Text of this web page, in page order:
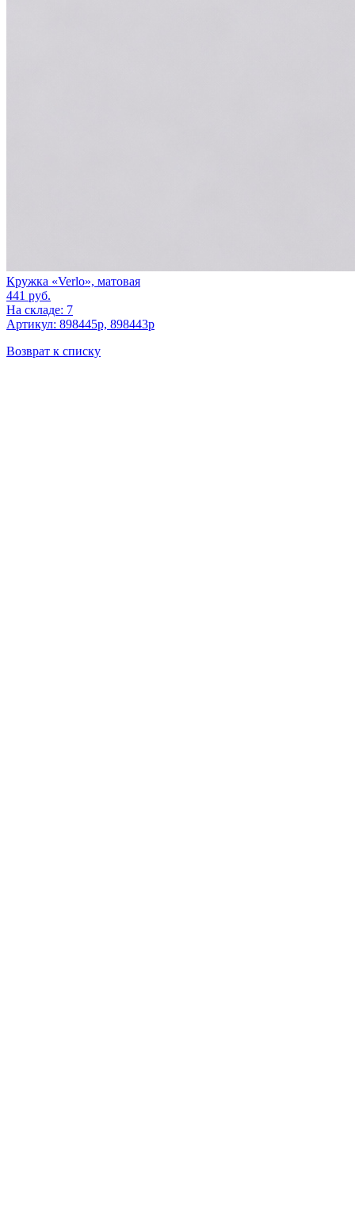
Кружка «Verlo», матовая
441 руб.
На складе: 7
Артикул: 898445p, 898443p
Возврат к списку